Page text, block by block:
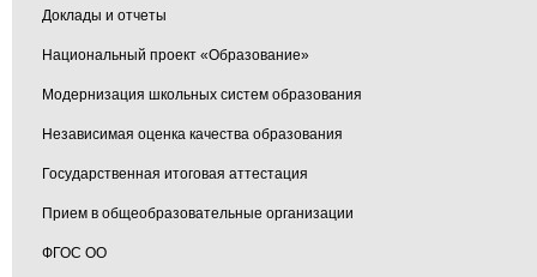
Доклады и отчеты
Национальный проект «Образование»
Модернизация школьных систем образования
Независимая оценка качества образования
Государственная итоговая аттестация
Прием в общеобразовательные организации
ФГОС ОО